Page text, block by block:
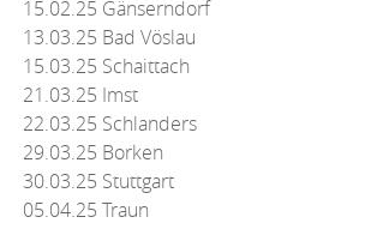
15.02.25 Gänserndorf
13.03.25 Bad Vöslau
15.03.25 Schaittach
21.03.25 Imst
22.03.25 Schlanders
29.03.25 Borken
30.03.25 Stuttgart
05.04.25 Traun